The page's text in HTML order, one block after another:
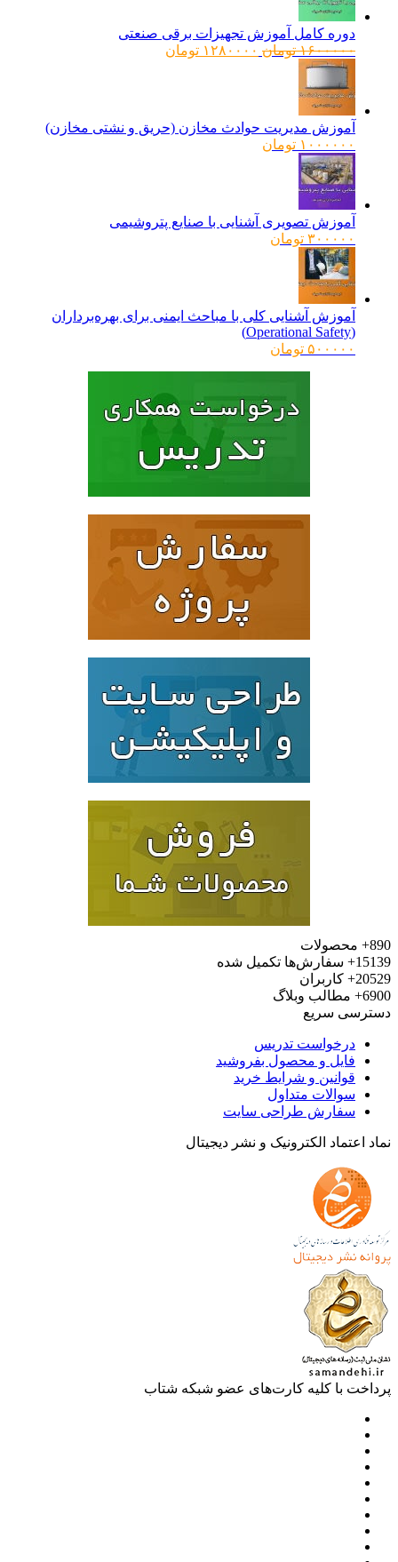
دوره کامل آموزش تجهیزات برقی صنعتی
۱۶۰۰۰۰۰ تومانقیمت
۱۲۸۰۰۰۰ تومانقیمت
آموزش مدیریت حوادث مخازن (حریق و نشتی مخازن)
۱۰۰۰۰۰۰ تومان
آموزش تصویری آشنایی با صنایع پتروشیمی
۳۰۰۰۰۰ تومان
آموزش آشنایی کلی با مباحث ایمنی برای بهره‌برداران
۵۰۰۰۰۰ تومان
محصولات
سفارش‌ها تکمیل شده
کاربران
مطالب وبلاگ
سریع
درخواست تدریس
فایل و محصول بفروشید
قوانین و شرایط خرید
سوالات متداول
سفارش طراحی سایت
اعتماد الکترونیک و نشر دیجیتال
با کلیه کارت‌های عضو شبکه شتاب